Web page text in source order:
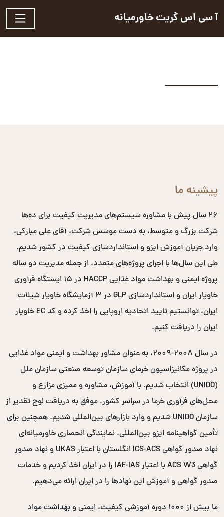
آ سی اس گریت خاورمیانه
پیشینه ما
۲۶ سال پیش با مشاوره سیستم‌های مدیریت کیفیت برای ده‌ها
شرکت بزرگ و متوسط، به دست موسس شرکت، آقای علی مبارکی،
وارد جریان آموزش ایزو و استانداردسازی کیفیت در کشور شدیم.
طی این سال‌ها با اجرای پروژه‌های متعدد، از جمله مدیریت دو ساله
پروژه ایمنی و بهداشت مواد غذایی HACCP در ۱۵ ایستگاه فرآوری
خاویار ایران و استانداردسازی GLP در ۳ آزمایشگاه خاویار شیلات
ایران، توانستیم تایید اتحادیه اروپایی را اخذ کرده و کد EC خاویار
ایران را دریافت کنیم.
در سال ۲۰۰۸-۲۰۰۹، به عنوان مشاور بهداشت و ایمنی مواد غذایی
در پروژه مکانیزاسیون خرمای سازمان توسعه صنعتی سازمان ملل
(UNIDO) انتخاب شدیم. با آموزش، مشاوره و ممیزی مزارع و
محل‌های فرآوری خرما در سراسر کشور، موفق به دریافت لوح تقدیر از
سازمان UNIDO شدیم و وارد بازارهای بین‌المللی شدیم. همچنین برای
تأمین گواهینامه ایزو بین‌المللی، نمایندگی انحصاری خاورمیانه‌ای
نهاد صدور گواهی ICS-ACS انگلستان با اعتبار UKAS و نهاد صدور
گواهی ACS W3 با اعتبار IAF-IAS را در ایران اخذ کردیم و خدمات
صدور گواهی و آموزش این نهادها را در ایران ارائه می‌دهیم.
ما بیش از ۱۰۰۰ دوره آموزشی کیفیت، ایمنی و بهداشت مواد